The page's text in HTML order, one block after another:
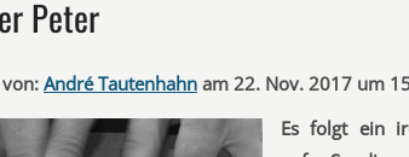
Peter
André Tautenhahn am 22. Nov. 2017 um
Es folgt ein